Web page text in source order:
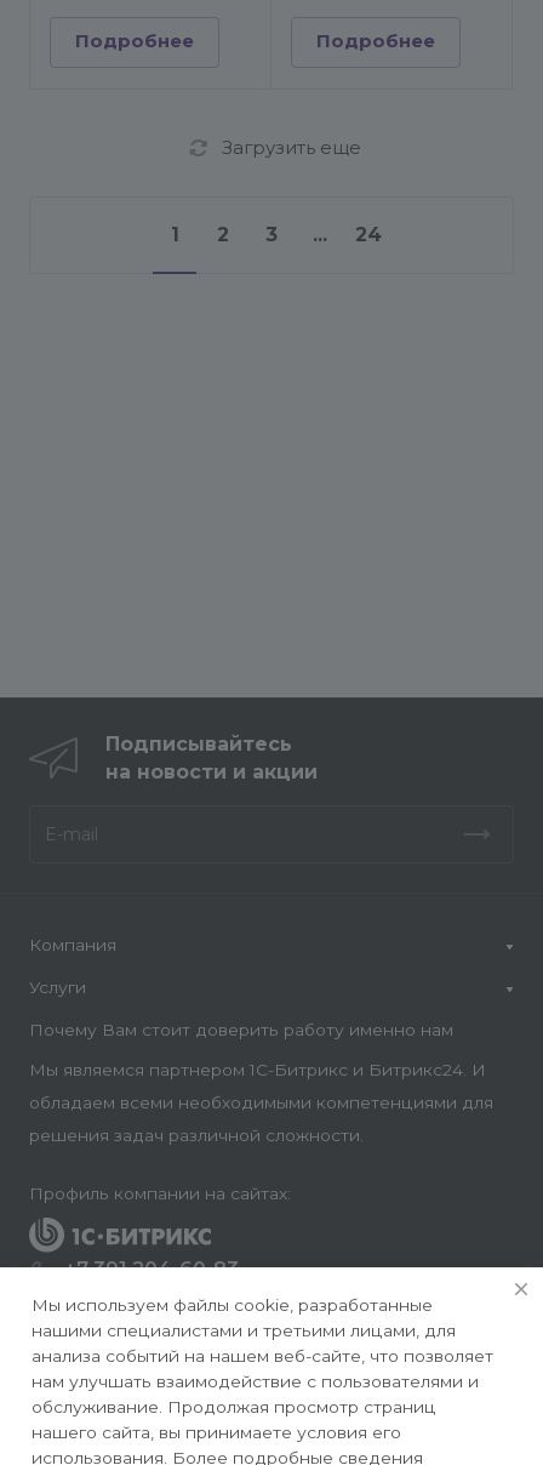
Подробнее Подробнее
Загрузить еще
1 2 3 ... 24
Подписывайтесь
на новости и акции
Компания
Услуги
Почему Вам стоит доверить работу именно нам
Мы являемся партнером 1С-Битрикс и Битрикс24. И
обладаем всеми необходимыми компетенциями для
решения задач различной сложности.
Профиль компании на сайтах:
+7 391 204-60-83
Заказать звонок
info@conversite.ru
г. Красноярск, ул. Ладо Кецховели 22а, офис 8-28/1
Мы используем файлы cookie, разработанные
нашими специалистами и третьими лицами, для
анализа событий на нашем веб-сайте, что позволяет
нам улучшать взаимодействие с пользователями и
обслуживание. Продолжая просмотр страниц
нашего сайта, вы принимаете условия его
использования. Более подробные сведения